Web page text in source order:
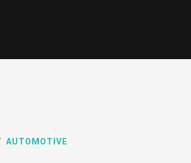
AUTOMOTIVE